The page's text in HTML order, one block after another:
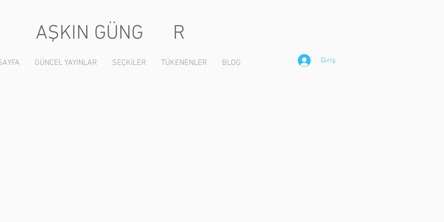
AŞKIN GÜNG R
GÜNCEL YAYINLAR SEÇKİLER TÜKENENLER BLOG Giriş